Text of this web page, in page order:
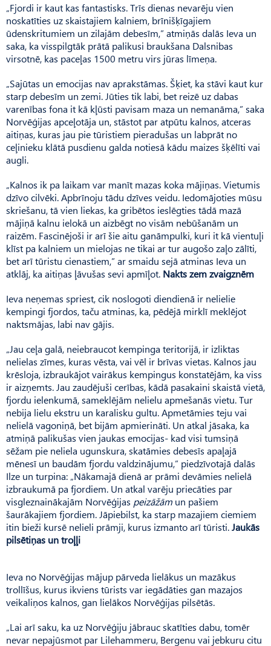
„Fjordi ir kaut kas fantastisks. Trīs dienas nevarēju vien
noskatīties uz skaistajiem kalniem, brīnišķīgajiem
ūdenskritumiem un zilajām debesīm,” atmiņās dalās Ieva un
saka, ka visspilgtāk prātā palikusi braukšana Dalsnibas
virsotnē, kas paceļas 1500 metru virs jūras līmeņa.
„Sajūtas un emocijas nav aprakstāmas. Šķiet, ka stāvi kaut kur
starp debesīm un zemi. Jūties tik labi, bet reizē uz dabas
varenības fona it kā kļūsti pavisam maza un nemanāma,” saka
Norvēģijas apceļotāja un, stāstot par atpūtu kalnos, atceras
aitiņas, kuras jau pie tūristiem pieradušas un labprāt no
ceļinieku klātā pusdienu galda notiesā kādu maizes šķēlīti vai
augli.
„Kalnos ik pa laikam var manīt mazas koka mājiņas. Vietumis
dzīvo cilvēki. Apbrīnoju tādu dzīves veidu. Iedomājoties mūsu
skriešanu, tā vien liekas, ka gribētos ieslēgties tādā mazā
mājiņā kalnu ielokā un aizbēgt no visām nebūšanām un
raizēm. Fascinējoši ir arī šie aitu ganāmpulki, kuri it kā vientuļi
klīst pa kalniem un mielojas ne tikai ar tur augošo zaļo zālīti,
bet arī tūristu cienastiem,” ar smaidu sejā atminas Ieva un
atklāj, ka aitiņas ļāvušas sevi apmīļot. Nakts zem zvaigznēm
Ieva neņemas spriest, cik noslogoti diendienā ir nelielie
kempingi fjordos, taču atminas, ka, pēdējā mirklī meklējot
naktsmājas, labi nav gājis.
„Jau ceļa galā, neiebraucot kempinga teritorijā, ir izliktas
nelielas zīmes, kuras vēsta, vai vēl ir brīvas vietas. Kalnos jau
krēsloja, izbraukājot vairākus kempingus konstatējām, ka viss
ir aizņemts. Jau zaudējuši cerības, kādā pasakaini skaistā vietā,
fjordu ielenkumā, sameklējām nelielu apmešanās vietu. Tur
nebija lielu ekstru un karalisku gultu. Apmetāmies teju vai
nelielā vagoniņā, bet bijām apmierināti. Un atkal jāsaka, ka
atmiņā palikušas vien jaukas emocijas- kad visi tumsiņā
sēžam pie neliela ugunskura, skatāmies debesīs apaļajā
mēnesī un baudām fjordu valdzinājumu,” piedzīvotajā dalās
Ilze un turpina: „Nākamajā dienā ar prāmi devāmies nelielā
izbraukumā pa fjordiem. Un atkal varēju priecāties par
visgleznainākajām Norvēģijas peizāžām un pašiem
šaurākajiem fjordiem. Jāpiebilst, ka starp mazajiem ciemiem
itin bieži kursē nelieli prāmji, kurus izmanto arī tūristi.Jaukās
pilsētiņas un troļļi
Ieva no Norvēģijas mājup pārveda lielākus un mazākus
trollīšus, kurus ikviens tūrists var iegādāties gan mazajos
veikaliņos kalnos, gan lielākos Norvēģijas pilsētās.
„Lai arī saku, ka uz Norvēģiju jābrauc skatīties dabu, tomēr
nevar nepajūsmot par Lilehammeru, Bergenu vai jebkuru citu